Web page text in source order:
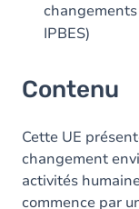
IPBES)
Contenu
Cette UE
changement
activités
commence par